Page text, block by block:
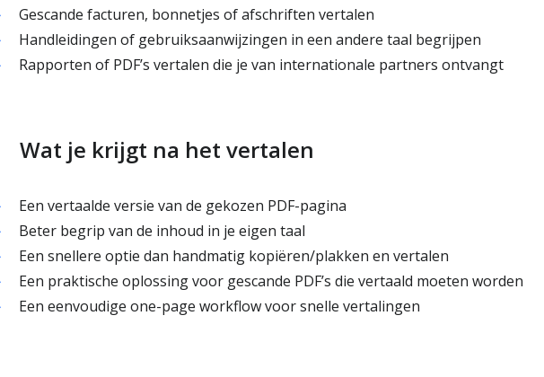
Gescande facturen, bonnetjes of afschriften vertalen
Handleidingen of gebruiksaanwijzingen in een andere taal begrijpen
Rapporten of PDF’s vertalen die je van internationale partners ontvangt
Wat je krijgt na het vertalen
Een vertaalde versie van de gekozen PDF-pagina
Beter begrip van de inhoud in je eigen taal
Een snellere optie dan handmatig kopiëren/plakken en vertalen
Een praktische oplossing voor gescande PDF’s die vertaald moeten worden
Een eenvoudige one-page workflow voor snelle vertalingen